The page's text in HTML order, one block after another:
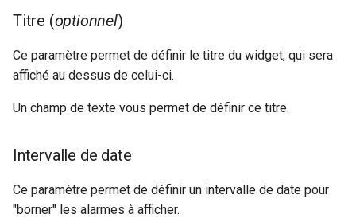
Titre (optionnel)
Ce paramètre permet de définir le titre du widget, qui sera
affiché au dessus de celui-ci.
Un champ de texte vous permet de définir ce titre.
Intervalle de date
Ce paramètre permet de définir un intervalle de date pour
"borner" les alarmes à afficher.